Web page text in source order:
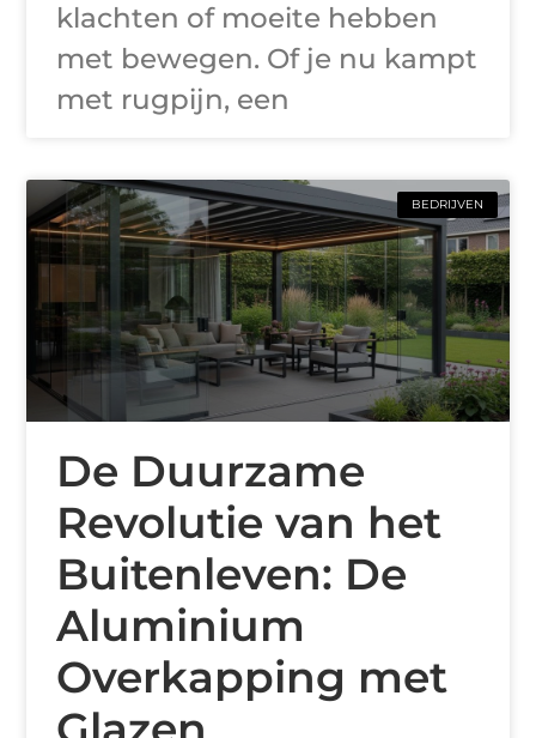
klachten of moeite hebben
met bewegen. Of je nu kampt
met rugpijn, een
BEDRIJVEN
De Duurzame
Revolutie van het
Buitenleven: De
Aluminium
Overkapping met